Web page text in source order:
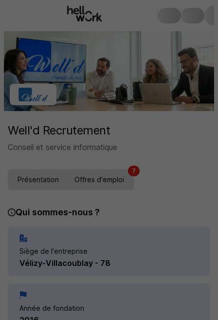
Well'd Recrutement
Conseil et service informatique
Présentation Offres d'emploi
7
Qui sommes-nous ?
Siège de l'entreprise
Vélizy-Villacoublay - 78
Année de fondation